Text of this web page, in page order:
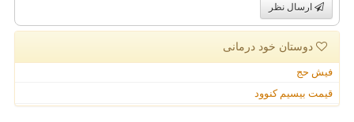
ارسال نظر
دوستان خود درمانی
فیش حج
قیمت بیسیم کنوود